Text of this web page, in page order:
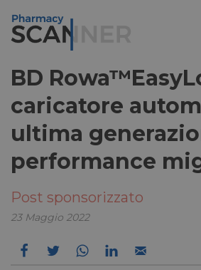
BD
caricatore
ultima
performance
Post sponsorizzato
23 Maggio 2022